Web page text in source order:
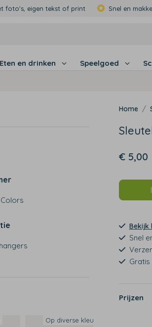
foto's, eigen tekst of print Snel en
Eten en drinken Speelgoed
Op diverse kleuren
€ 5,00
Bekijk
Snel
Prijzen